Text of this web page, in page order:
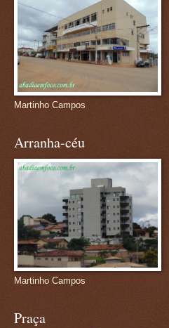
Martinho Campos
Arranha-céu
Martinho Campos
Praça